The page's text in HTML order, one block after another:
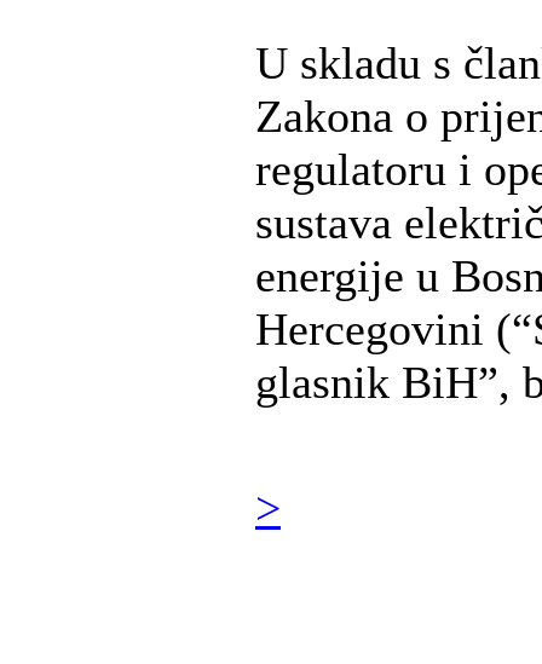
U skladu s
Zakona o
regulatoru i
sustava
energije u
Hercegovini
glasnik BiH”,
>